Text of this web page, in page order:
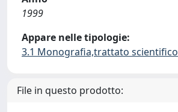
1999
Appare nelle tipologie:
3.1 Monografia,trattato scientifico
File in questo prodotto: